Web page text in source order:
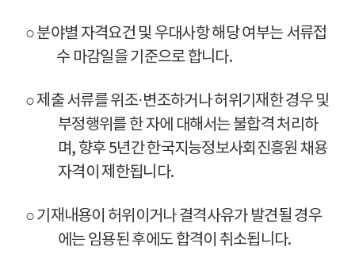
○ 분야별 자격요건 및 우대사항 해당 여부는 서류접
수 마감일을 기준으로 합니다.
○ 제출 서류를 위조·변조하거나 허위기재한 경우 및
부정행위를 한 자에 대해서는 불합격 처리하
며, 향후 5년간 한국지능정보사회진흥원 채용
자격이 제한됩니다.
○ 기재내용이 허위이거나 결격사유가 발견될 경우
에는 임용된 후에도 합격이 취소됩니다.